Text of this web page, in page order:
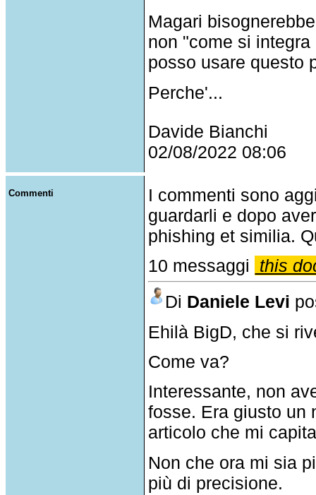
Magari
non "come si
posso usare questo
Perche'...
Davide Bianchi
02/08/2022 08:06
Commenti
I commenti sono
guardarli e dopo
phishing et similia.
10 messaggi
this
Di Daniele Levi
Ehilà BigD, che si
Come va?
Interessante, non
fosse. Era giusto un
articolo che mi
Non che ora mi sia
più di precisione.